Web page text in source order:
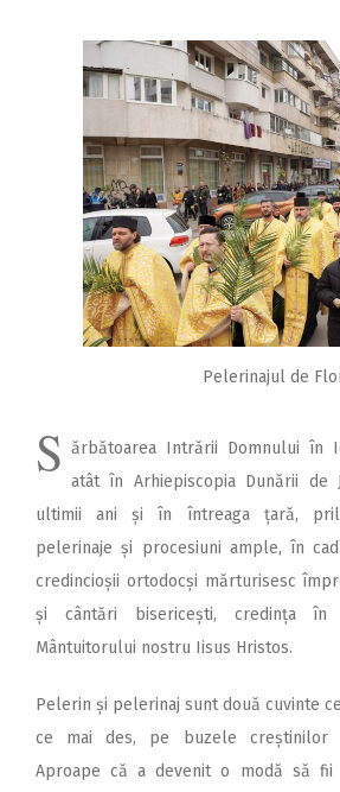
Pelerinajul de
S ărbătoarea Intrării Dom­nului în
atât în Arhiepiscopia Dunării
ultimii ani și în întreaga țară,
pelerinaje și procesiuni ample, în
credincioșii ortodocși mărturisesc
și cântări bisericești, credința în
Mântuitorului nostru Iisus Hristos.
Pelerin și pelerinaj sunt două cuvinte
ce mai des, pe buzele creștinilor
Aproape că a devenit o modă să fii